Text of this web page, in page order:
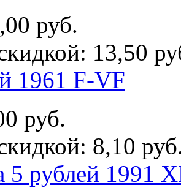
руб.
13,50
1961 F-VF
руб.
8,10
5 рублей 1991